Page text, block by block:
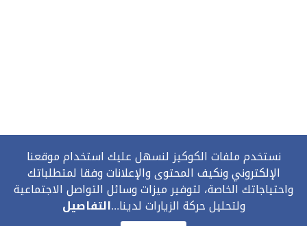
نستخدم ملفات الكوكيز لنسهل عليك استخدام موقعنا
الإلكتروني ونكيف المحتوى والإعلانات وفقا لمتطلباتك
واحتياجاتك الخاصة، لتوفير ميزات وسائل التواصل الاجتماعية
ولتحليل حركة الزيارات لدينا...التفاصيل